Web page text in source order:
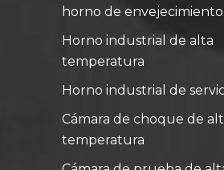
horno de envejecimiento
Horno industrial de alta
temperatura
Horno industrial de
Cámara de choque de
temperatura